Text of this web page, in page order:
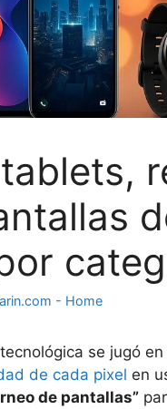
- Home
se jugó
de cada pixel en
de pantallas”